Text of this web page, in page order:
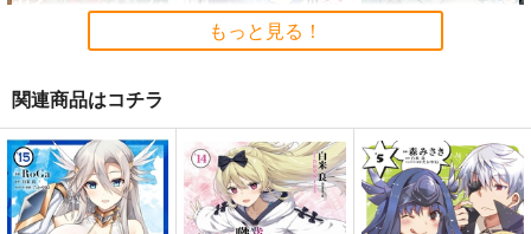
ひとりぼっちの異世界
攻略 life.18
オーバーラップ
信者ゼロの女神サマと
始める異世界攻略 13
オーバーラップ
貞操逆転世界の童貞辺
境領主騎士 7
オーバーラップ
もっと見る！
関連商品はコチラ